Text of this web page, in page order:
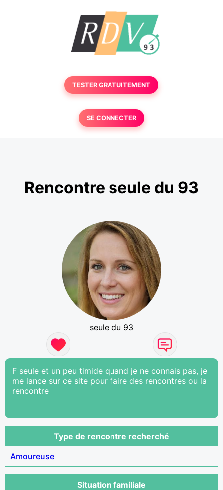
TESTER GRATUITEMENT
SE CONNECTER
Rencontre seule du 93
seule du 93
F seule et un peu timide quand je ne connais pas, je
me lance sur ce site pour faire des rencontres ou la
rencontre
Type de rencontre recherché
Amoureuse
Situation familiale